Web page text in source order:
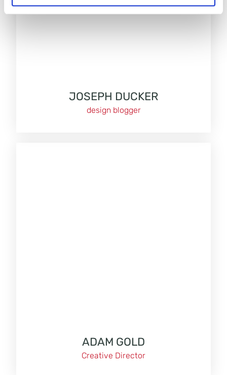
JOSEPH DUCKER
design blogger
ADAM GOLD
Creative Director